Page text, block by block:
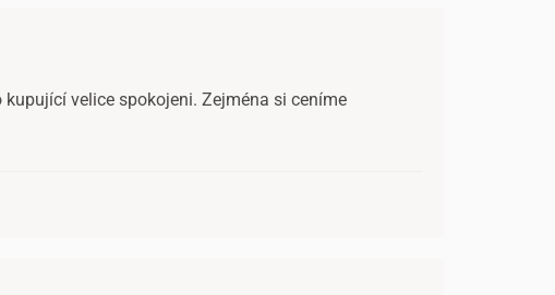
velice spokojeni. Zejména si ceníme